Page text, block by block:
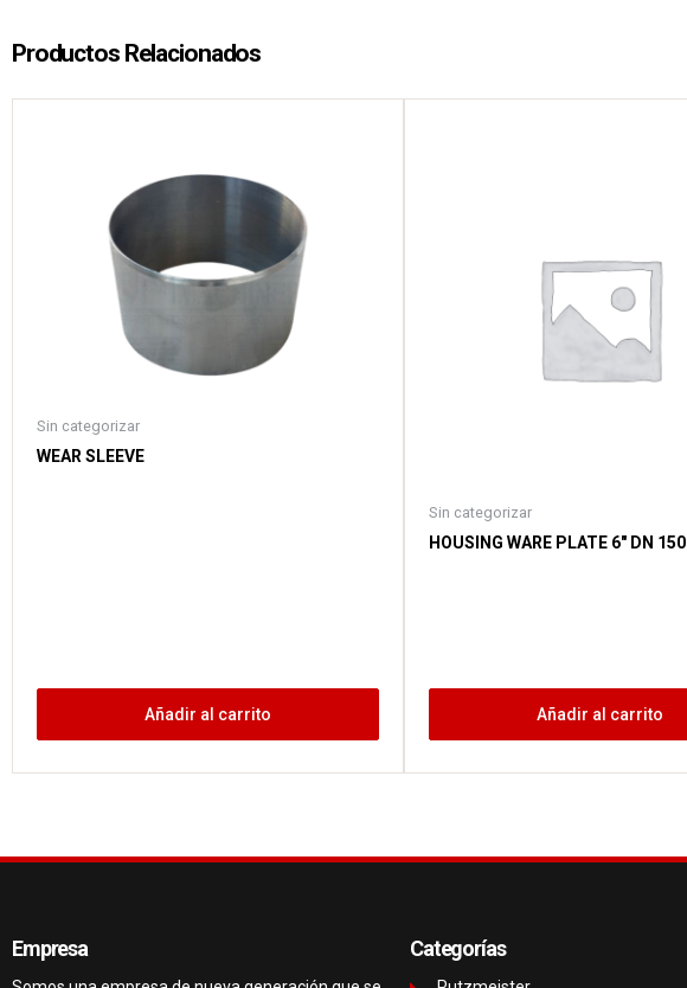
Productos Relacionados
Sin categorizar
WEAR SLEEVE
Añadir al carrito
Sin categorizar
HOUSING WARE PLATE 6″ DN 150
Añadir al carrito
Empresa Categorías